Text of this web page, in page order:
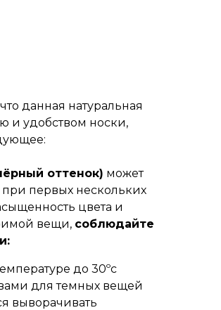
данная натуральная
и удобством носки,
оттенок) может
первых нескольких
цвета и
вещи, соблюдайте
до 30ºс
для темных вещей
выворачивать